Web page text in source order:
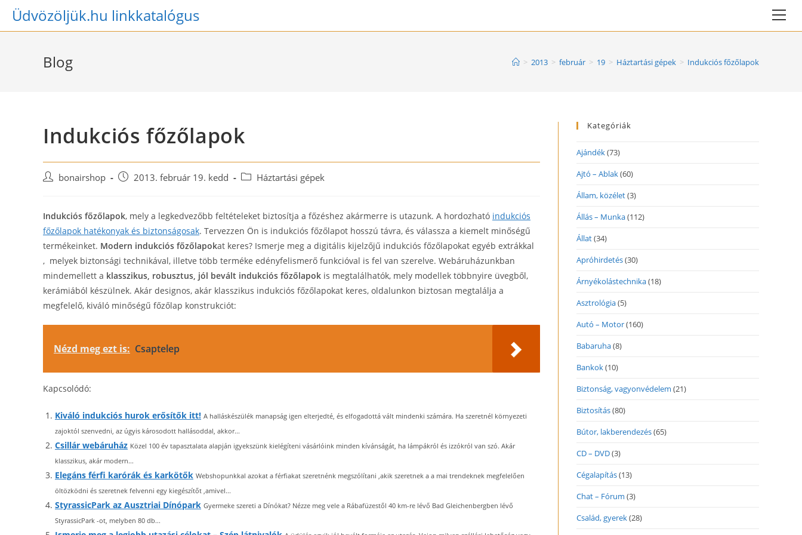
SkipÜdvözöljük.hu linkkatalógus
Blog > 2013 > február > 19 > Háztartási gépek > Indukciós főzőlapok
Indukciós főzőlapok
Post bonairshop
Post 2013. február 19. kedd
Post Háztartási gépek
Indukciós főzőlapok, mely a legkedvezőbb feltételeket biztosítja a főzéshez akármerre is utazunk. A hordozható indukciós
főzőlapok hatékonyak és biztonságosak. Tervezzen Ön is indukciós főzőlapot hosszú távra, és válassza a kiemelt minőségű
termékeinket. Modern indukciós főzőlapokat keres? Ismerje meg a digitális kijelzőjű indukciós főzőlapokat egyéb extrákkal
, melyek biztonsági technikával, illetve több terméke edényfelismerő funkcióval is fel van szerelve. Webáruházunkban
mindemellett a klasszikus, robusztus, jól bevált indukciós főzőlapok is megtalálhatók, mely modellek többnyire üvegből,
kerámiából készülnek. Akár designos, akár klasszikus indukciós főzőlapokat keres, oldalunkon biztosan megtalálja a
megfelelő, kiváló minőségű főzőlap konstrukciót:
Nézd meg ezt is: Csaptelep
Kapcsolódó:
Kiváló indukciós hurok erősítők itt! A halláskészülék manapság igen elterjedté, és elfogadottá vált mindenki számára. Ha szeretnél környezeti
zajoktól szenvedni, az úgyis károsodott hallásoddal, akkor...
Csillár webáruház Közel 100 év tapasztalata alapján igyekszünk kielégíteni vásárlóink minden kívánságát, ha lámpákról és izzókról van szó. Akár
klasszikus, akár modern...
Elegáns férfi karórák és karkötők Webshopunkkal azokat a férfiakat szeretnénk megszólítani ,akik szeretnek a a mai trendeknek megfelelően
öltözködni és szeretnek felvenni egy kiegészítőt ,amivel...
StyrassicPark az Ausztriai Dínópark Gyermeke szereti a Dínókat? Nézze meg vele a Rábafüzestől 40 km-re lévő Bad Gleichenbergben lévő
StyrassicPark -ot, melyben 80 db...
Kategóriák
Ajándék(73)
Ajtó – Ablak(60)
Állam, közélet(3)
Állás – Munka(112)
Állat(34)
Apróhirdetés(30)
Árnyékolástechnika(18)
Asztrológia(5)
Autó – Motor(160)
Babaruha(8)
Bankok(10)
Biztonság, vagyonvédelem (21)
Biztosítás(80)
Bútor, lakberendezés(65)
CD – DVD(3)
Cégalapítás(13)
Chat – Fórum (3)
Család, gyerek(28)